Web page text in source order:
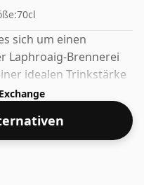
70cl
sich um einen
Laphroaig-Brennerei
idealen Trinkstärke
um die Textur
zu genießen.